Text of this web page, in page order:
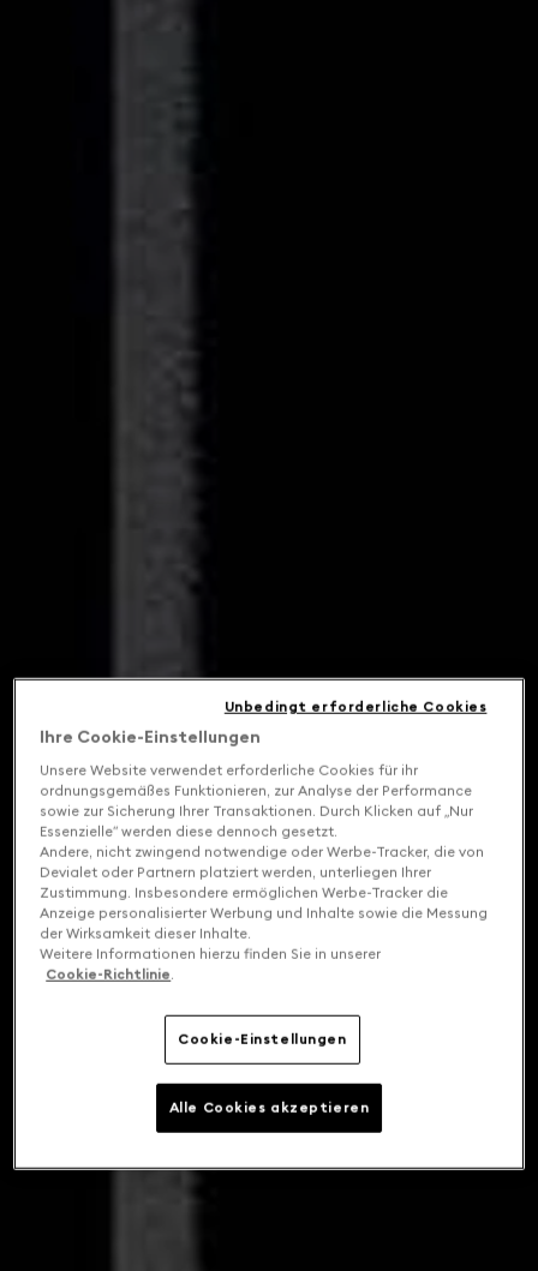
Ihre Cookie-Einstellungen
Unsere Website verwendet erforderliche Cookies für ihr
ordnungsgemäßes Funktionieren, zur Analyse der Performance
sowie zur Sicherung Ihrer Transaktionen. Durch Klicken auf „Nur
Essenzielle“ werden diese dennoch gesetzt.
Andere, nicht zwingend notwendige oder Werbe-Tracker, die von
Devialet oder Partnern platziert werden, unterliegen Ihrer
Zustimmung. Insbesondere ermöglichen Werbe-Tracker die
Anzeige personalisierter Werbung und Inhalte sowie die Messung
der Wirksamkeit dieser Inhalte.
Weitere Informationen hierzu finden Sie in unserer
Cookie-Richtlinie.
Cookie-Einstellungen
Unbedingt erforderliche Cookies
Alle Cookies akzeptieren